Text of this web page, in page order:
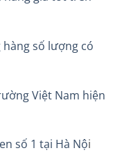
hàng số lượng có
Việt Nam hiện
số 1 tại Hà Nội